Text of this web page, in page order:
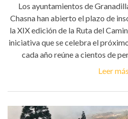
Los ayuntamientos de
Chasna han abierto el plazo de
la XIX edición de la Ruta del
iniciativa que se celebra el
cada año reúne a cientos de
Leer más